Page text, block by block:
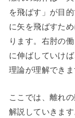
を飛ばす」が目
に矢を飛ばすた
ります。右肘の
に伸ばしていけ
理論が理解できま
ここでは、離れ
解説していきます